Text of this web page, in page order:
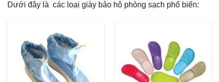
Dưới đây là các loại giày bảo hộ phòng sạch phổ biến: